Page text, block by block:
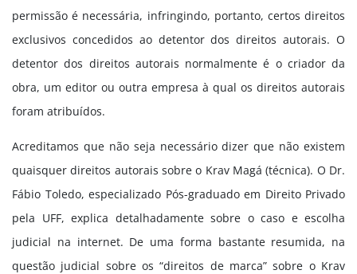
permissão é necessária, infringindo, portanto, certos direitos
exclusivos concedidos ao detentor dos direitos autorais. O
detentor dos direitos autorais normalmente é o criador da
obra, um editor ou outra empresa à qual os direitos autorais
foram atribuídos.
Acreditamos que não seja necessário dizer que não existem
quaisquer direitos autorais sobre o Krav Magá (técnica). O Dr.
Fábio Toledo, especializado Pós-graduado em Direito Privado
pela UFF, explica detalhadamente sobre o caso e escolha
judicial na internet. De uma forma bastante resumida, na
questão judicial sobre os “direitos de marca” sobre o Krav